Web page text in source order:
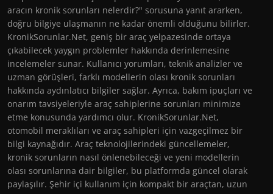
aracın kronik sorunları nelerdir?" sorusuna yanıt ararken,
doğru bilgiye ulaşmanın ne kadar önemli olduğunu bilirler.
KronikSorunlar.Net, geniş bir araç yelpazesinde ortaya
çıkabilecek yaygın problemler hakkında derinlemesine
incelemeler sunar. Kullanıcı yorumları, teknik analizler ve
uzman görüşleri, farklı modellerin olası kronik sorunları
hakkında aydınlatıcı bilgiler sağlar. Ayrıca, bakım ipuçları ve
onarım tavsiyeleriyle araç sahiplerine sorunları minimize
etme konusunda yardımcı olur. KronikSorunlar.Net,
otomobil meraklıları ve araç sahipleri için vazgeçilmez bir
bilgi kaynağıdır. Araç teknolojilerindeki güncellemeler,
kronik sorunların nasıl önlenebileceği ve yeni modellerin
olası sorunlarına dair bilgiler, bu platformda güncel olarak
paylaşılır. Şehir içi kullanım için kompakt bir araçtan, uzun